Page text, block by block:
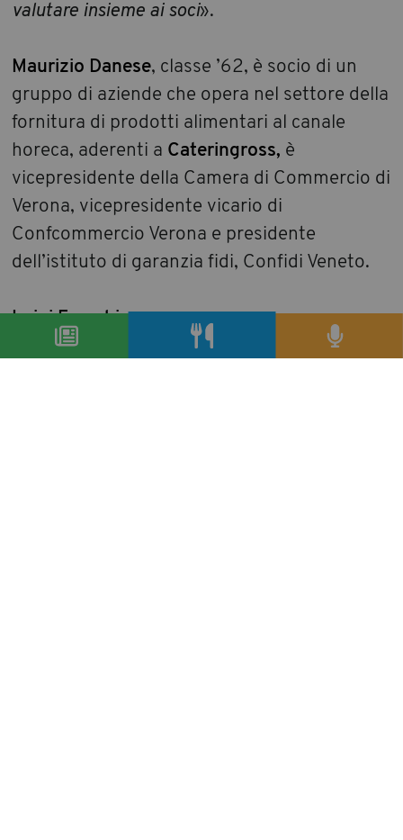
valutare insieme ai soci».
Maurizio Danese, classe ’62, è socio di un
gruppo di aziende che opera nel settore della
fornitura di prodotti alimentari al canale
horeca, aderenti a Cateringross, è
vicepresidente della Camera di Commercio di
Verona, vicepresidente vicario di
Confcommercio Verona e presidente
dell’istituto di garanzia fidi, Confidi Veneto.
Luigi Franchi